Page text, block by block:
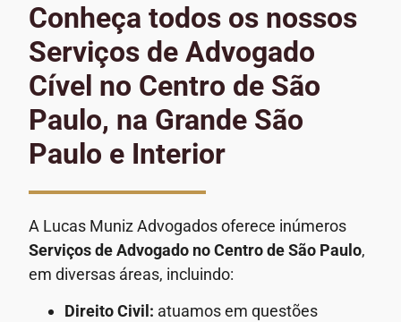
Conheça todos os nossos
Serviços de Advogado
Cível no Centro de São
Paulo, na Grande São
Paulo e Interior
A Lucas Muniz Advogados oferece inúmeros
Serviços de Advogado no Centro de São Paulo,
em diversas áreas, incluindo:
Direito Civil: atuamos em questões